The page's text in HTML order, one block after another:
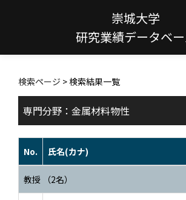
崇城大学
研究業績データベ
検索ページ > 検索結果一覧
専門分野：金属材料物性
No. 氏名(カナ)
教授 （2名）